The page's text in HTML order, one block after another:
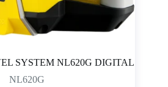
SYSTEM NL620G DIGITAL
NL620G